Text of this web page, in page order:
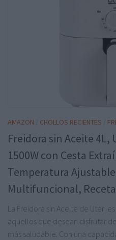
AMAZON CHOLLOS RECIENTES
Freidora sin Aceite 4L,
1500W con Cesta
Temperatura
Multifuncional,
La Freidora sin Aceite de Uten
aquellos que desean disfrutar
más saludable. Con una